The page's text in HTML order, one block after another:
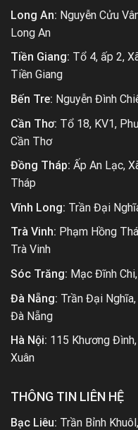
Long An: Nguyễn Cửu
Long An
Tiền Giang: Tổ 4, ấp 2,
Tiền Giang
Bến Tre: Nguyễn Đình
Cần Thơ: Tổ 18, KV1,
Cần Thơ
Đồng Tháp: Ấp An Lạc,
Tháp
Vĩnh Long: Trần Đại
Trà Vinh: Phạm Hồng
Trà Vinh
Sóc Trăng: Mạc Đĩnh
Đà Nẵng: Trần Đại
Đà Nẵng
Hà Nội: 115 Khương
Xuân
THÔNG TIN LIÊN HỆ
Bạc Liêu: Trần Bỉnh